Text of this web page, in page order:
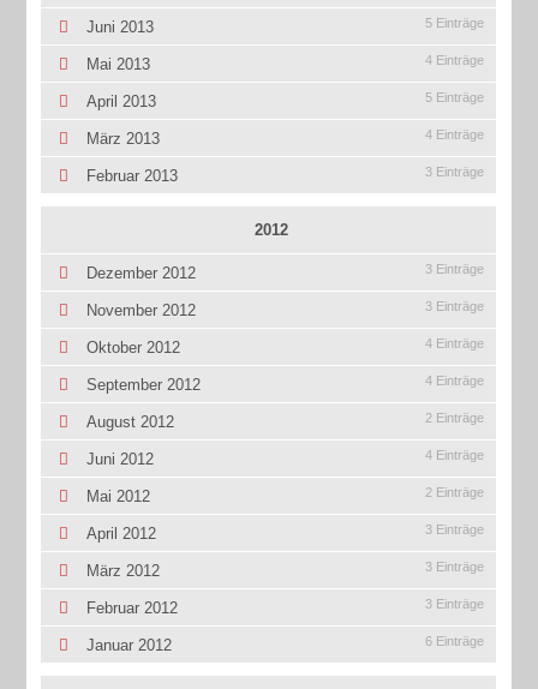
Juni 2013 5 Einträge
Mai 2013 4 Einträge
April 2013 5 Einträge
März 2013 4 Einträge
Februar 2013 3 Einträge
2012
Dezember 2012 3 Einträge
November 2012 3 Einträge
Oktober 2012 4 Einträge
September 2012 4 Einträge
August 2012 2 Einträge
Juni 2012 4 Einträge
Mai 2012 2 Einträge
April 2012 3 Einträge
März 2012 3 Einträge
Februar 2012 3 Einträge
Januar 2012 6 Einträge